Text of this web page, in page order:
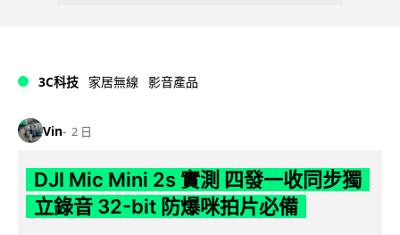
3C科技 家居無線 影音產品
Vin 2 日
DJI Mic Mini 2s 實測 四發一收同步獨
立錄音 32-bit 防爆咪拍片必備